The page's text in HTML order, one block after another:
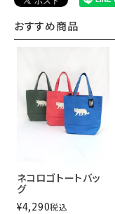
おすすめ商品
ネコロゴトートバッ
グ
¥4,290税込